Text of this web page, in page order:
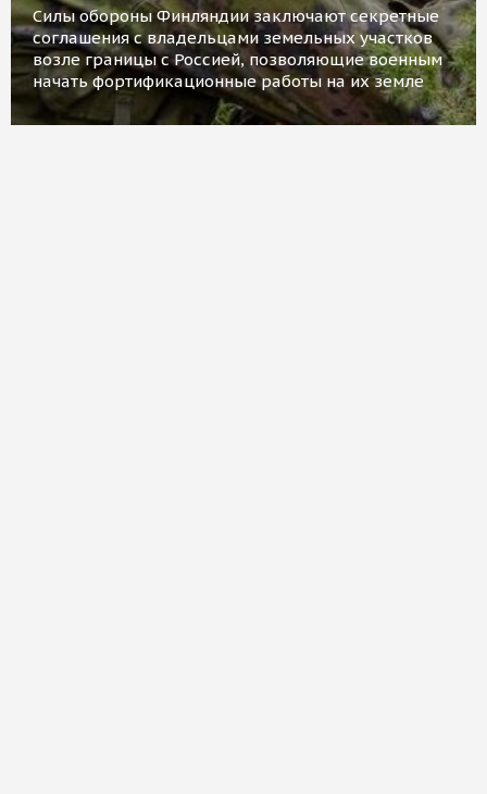
Силы обороны Финляндии заключают секретные
соглашения с владельцами земельных участков
возле границы с Россией, позволяющие военным
начать фортификационные работы на их земле